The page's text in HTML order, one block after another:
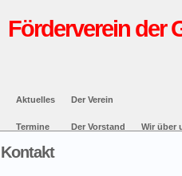
Förderverein der
Aktuelles
Termine
Der Verein
Der Vorstand Wir über
Kontakt